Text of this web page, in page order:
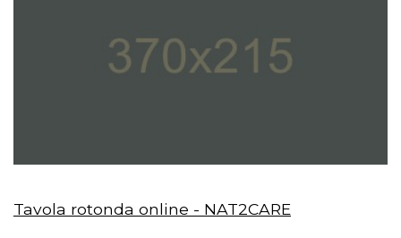
Tavola rotonda online - NAT2CARE